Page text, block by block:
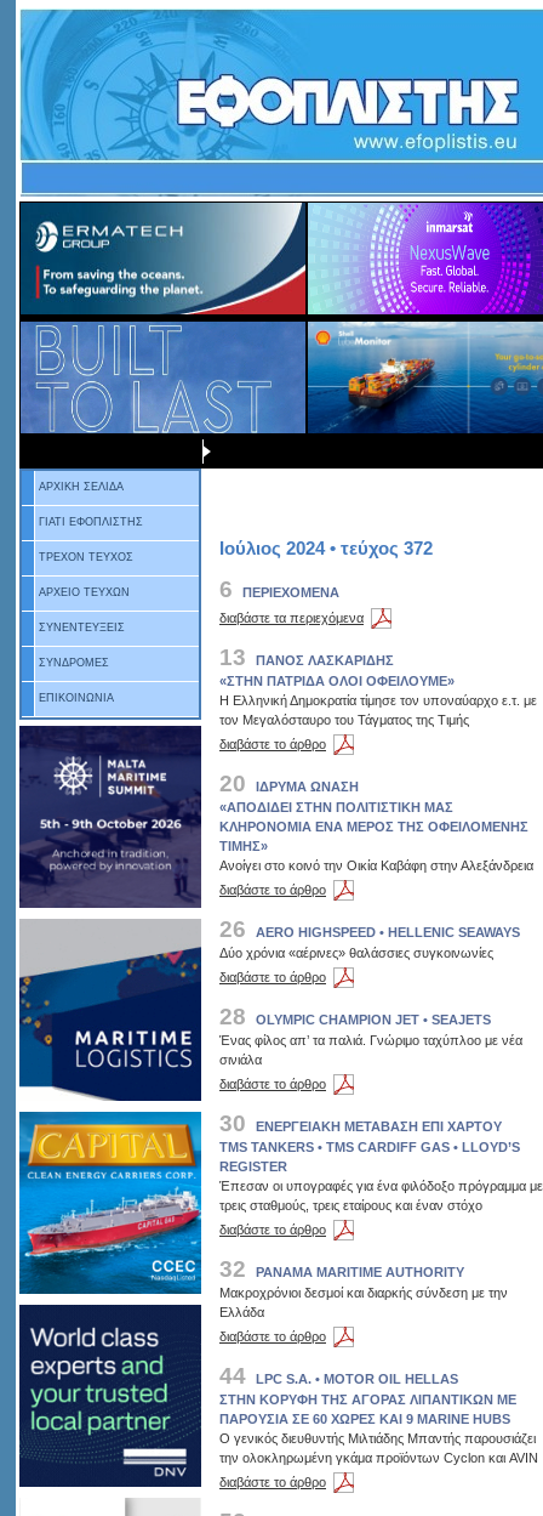
ΑΡΧΙΚΗ ΣΕΛΙΔΑ
ΓΙΑΤΙ ΕΦΟΠΛΙΣΤΗΣ
ΤΡΕΧΟΝ ΤΕΥΧΟΣ
ΑΡΧΕΙΟ ΤΕΥΧΩΝ
ΣΥΝΕΝΤΕΥΞΕΙΣ
ΣΥΝΔΡΟΜΕΣ
ΕΠΙΚΟΙΝΩΝΙΑ
Ιούλιος 2024 • τεύχος 372
6
ΠΕΡΙΕΧΟΜΕΝΑ
διαβάστε τα περιεχόμενα
13
ΠΑΝΟΣ ΛΑΣΚΑΡΙΔΗΣ
«ΣΤΗΝ ΠΑΤΡΙΔΑ ΟΛΟΙ ΟΦΕΙΛΟΥΜΕ»
Η Ελληνική Δημοκρατία τίμησε τον υποναύαρχο ε.τ. με
τον Μεγαλόσταυρο του Τάγματος της Τιμής
διαβάστε το άρθρο
20
ΙΔΡΥΜΑ ΩΝΑΣΗ
«ΑΠΟΔΙΔΕΙ ΣΤΗΝ ΠΟΛΙΤΙΣΤΙΚΗ ΜΑΣ
ΚΛΗΡΟΝΟΜΙΑ ΕΝΑ ΜΕΡΟΣ ΤΗΣ ΟΦΕΙΛΟΜΕΝΗΣ
ΤΙΜΗΣ»
Ανοίγει στο κοινό την Οικία Καβάφη στην Αλεξάνδρεια
διαβάστε το άρθρο
26
AERO HIGHSPEED • HELLENIC SEAWAYS
Δύο χρόνια «αέρινες» θαλάσσιες συγκοινωνίες
διαβάστε το άρθρο
28
OLYMPIC CHAMPION JET • SEAJETS
Ένας φίλος απ’ τα παλιά. Γνώριμο ταχύπλοο με νέα
σινιάλα
διαβάστε το άρθρο
30
ΕΝΕΡΓΕΙΑΚΗ ΜΕΤΑΒΑΣΗ ΕΠΙ ΧΑΡΤΟΥ
TMS TANKERS • TMS CARDIFF GAS • LLOYD’S
REGISTER
Έπεσαν οι υπογραφές για ένα φιλόδοξο πρόγραμμα με
τρεις σταθμούς, τρεις εταίρους και έναν στόχο
διαβάστε το άρθρο
32
PANAMA MARITIME AUTHORITY
Μακροχρόνιοι δεσμοί και διαρκής σύνδεση με την
Ελλάδα
διαβάστε το άρθρο
44
LPC S.A. • MOTOR OIL HELLAS
ΣΤΗΝ ΚΟΡΥΦΗ ΤΗΣ ΑΓΟΡΑΣ ΛΙΠΑΝΤΙΚΩΝ ΜΕ
ΠΑΡΟΥΣΙΑ ΣΕ 60 ΧΩΡΕΣ ΚΑΙ 9 MARINE HUBS
Ο γενικός διευθυντής Μιλτιάδης Μπαντής παρουσιάζει
την ολοκληρωμένη γκάμα προϊόντων Cyclon και AVIN
διαβάστε το άρθρο